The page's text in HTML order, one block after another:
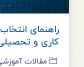
راهنمای
کاری و تحصیلی
مقالات